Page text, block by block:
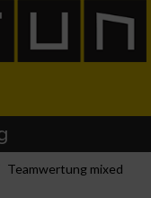
Teamwertung mixed